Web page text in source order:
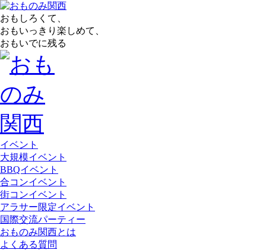
おもしろくて、
おもいっきり楽しめて、
おもいでに残る
イベント
大規模イベント
BBQイベント
合コンイベント
街コンイベント
アラサー限定イベント
国際交流パーティー
おものみ関西とは
よくある質問